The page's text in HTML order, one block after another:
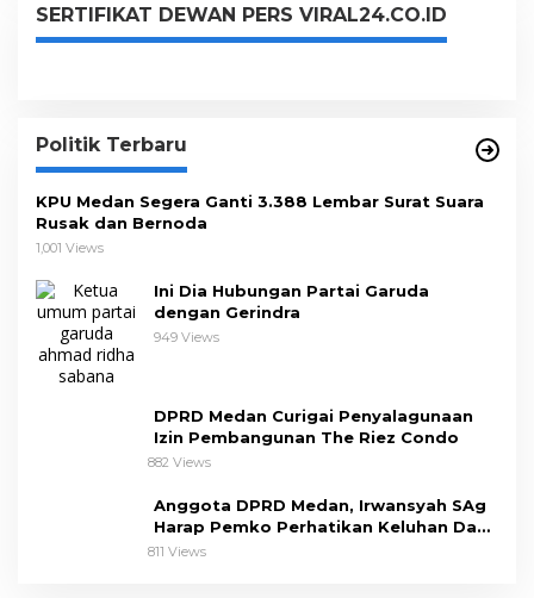
SERTIFIKAT DEWAN PERS VIRAL24.CO.ID
Politik Terbaru
KPU Medan Segera Ganti 3.388 Lembar Surat Suara
Rusak dan Bernoda
1,001 Views
Ini Dia Hubungan Partai Garuda
dengan Gerindra
949 Views
DPRD Medan Curigai Penyalagunaan
Izin Pembangunan The Riez Condo
882 Views
Anggota DPRD Medan, Irwansyah SAg
Harap Pemko Perhatikan Keluhan Dapil
III
811 Views